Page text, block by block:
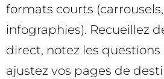
formats courts
infographies). Recueillez
direct, notez les
ajustez vos pages de